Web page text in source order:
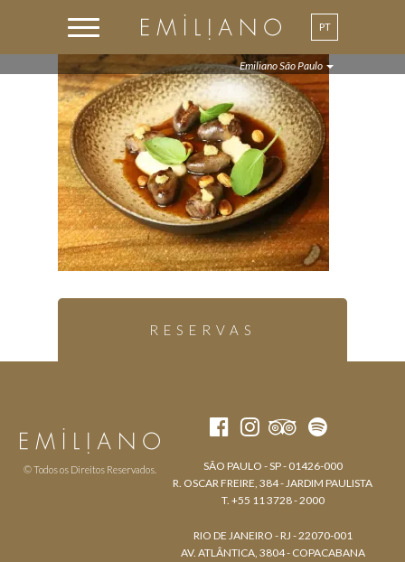
PT
EN
Emiliano São Paulo
RESERVAS
© Todos os Direitos Reservados.
SÃO PAULO - SP - 01426-000
R. OSCAR FREIRE, 384 - JARDIM PAULISTA
T. +55 11 3728 - 2000
RIO DE JANEIRO - RJ - 22070-001
AV. ATLÂNTICA, 3804 - COPACABANA